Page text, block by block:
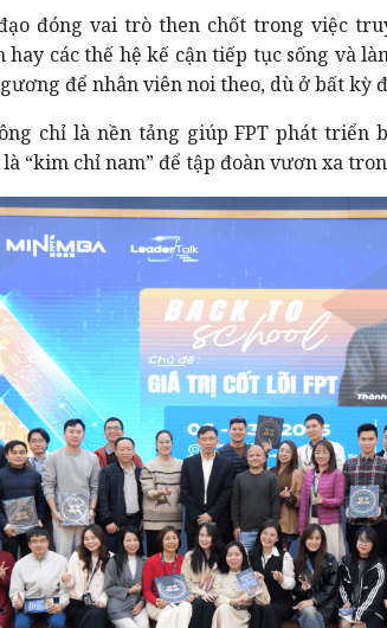
đóng vai trò then chốt trong việc
hay các thế hệ kế cận tiếp tục sống và
để nhân viên noi theo, dù ở bất kỳ
chỉ là nền tảng giúp FPT phát triển
“kim chỉ nam” để tập đoàn vươn xa